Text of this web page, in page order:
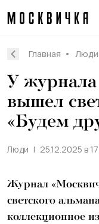
Главная Люди
У
вышел
«Будем
Люди 25.12.2025 в
Журнал
светского
коллекционное